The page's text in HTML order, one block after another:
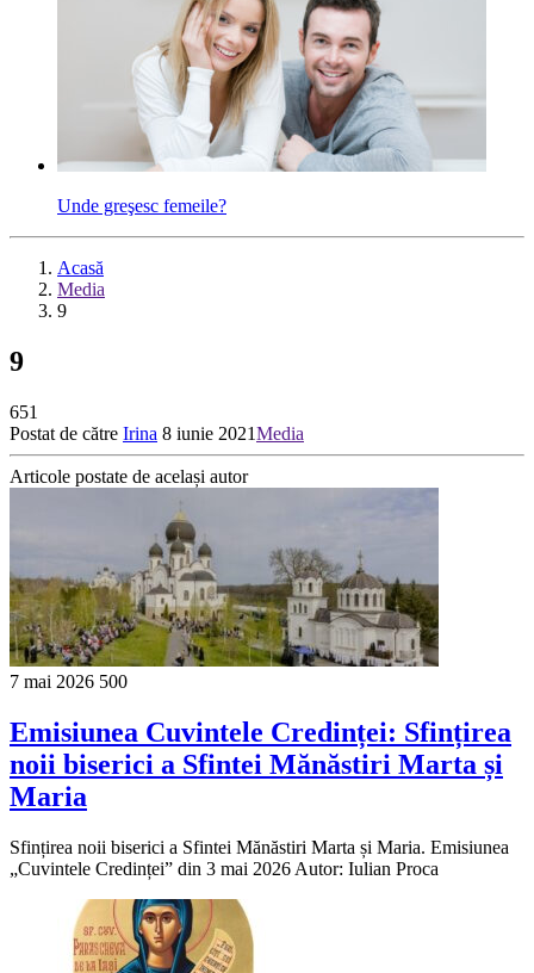
Unde greşesc femeile?
Acasă
Media
9
9
651
Postat de către Irina 8 iunie 2021Media
Articole postate de același autor
7 mai 2026 500
Emisiunea Cuvintele Credinței: Sfințirea
noii biserici a Sfintei Mănăstiri Marta și
Maria
Sfințirea noii biserici a Sfintei Mănăstiri Marta și Maria. Emisiunea
„Cuvintele Credinței” din 3 mai 2026 Autor: Iulian Proca